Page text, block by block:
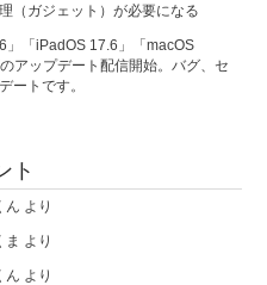
（ガジェット）が必要になる
」「iPadOS 17.6」「macOS
アップデート配信開始。バグ、セ
ートです。
ト
ん より
ま より
ん より